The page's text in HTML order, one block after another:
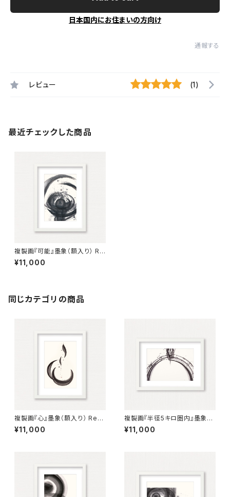
日本国内にお住まいの方向け
通報する
レビュー (1)
最近チェックした商品
複製画『可能』墨象（額入り） Re
production painting「possi
ble」（Framed）
¥11,000
同じカテゴリの商品
複製画『心』墨象（額入り） Repr
oduction Painting「Heart」
（Framed）
¥11,000
複製画『半径5キロ圏内』墨象
（額入り） Reproduction pain
ting「Within 5km radius」（Fr
¥11,000